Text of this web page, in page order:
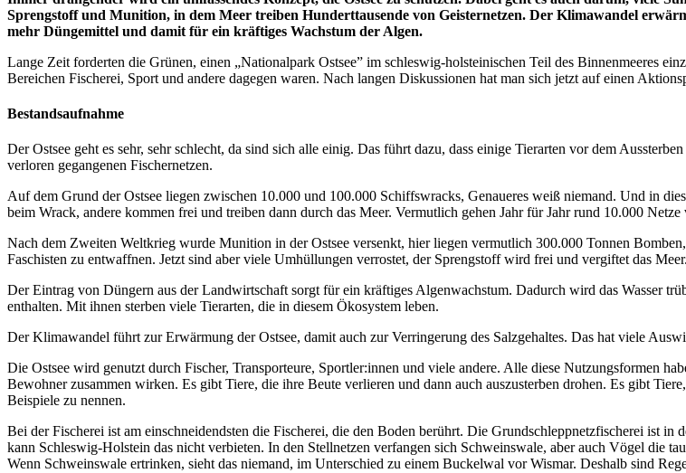
Sprengstoff und Munition, in dem Meer treiben Hunderttausende von Geisternetzen. Der Klimawandel
mehr Düngemittel und damit für ein kräftiges Wachstum der Algen.
Lange Zeit forderten die Grünen, einen „Nationalpark Ostsee” im schleswig-holsteinischen Teil des Binnenmeeres
Bereichen Fischerei, Sport und andere dagegen waren. Nach langen Diskussionen hat man sich jetzt auf einen
Bestandsaufnahme
Der Ostsee geht es sehr, sehr schlecht, da sind sich alle einig. Das führt dazu, dass einige Tierarten vor dem
verloren gegangenen Fischernetzen.
Auf dem Grund der Ostsee liegen zwischen 10.000 und 100.000 Schiffswracks, Genaueres weiß niemand. Und in
beim Wrack, andere kommen frei und treiben dann durch das Meer. Vermutlich gehen Jahr für Jahr rund 10.000
Nach dem Zweiten Weltkrieg wurde Munition in der Ostsee versenkt, hier liegen vermutlich 300.000 Tonnen
Faschisten zu entwaffnen. Jetzt sind aber viele Umhüllungen verrostet, der Sprengstoff wird frei und vergiftet das
Der Eintrag von Düngern aus der Landwirtschaft sorgt für ein kräftiges Algenwachstum. Dadurch wird das Wasser
enthalten. Mit ihnen sterben viele Tierarten, die in diesem Ökosystem leben.
Der Klimawandel führt zur Erwärmung der Ostsee, damit auch zur Verringerung des Salzgehaltes. Das hat viele
Die Ostsee wird genutzt durch Fischer, Transporteure, Sportler:innen und viele andere. Alle diese Nutzungsformen
Bewohner zusammen wirken. Es gibt Tiere, die ihre Beute verlieren und dann auch auszusterben drohen. Es gibt
Beispiele zu nennen.
Bei der Fischerei ist am einschneidendsten die Fischerei, die den Boden berührt. Die Grundschleppnetzfischerei ist
kann Schleswig-Holstein das nicht verbieten. In den Stellnetzen verfangen sich Schweinswale, aber auch Vögel die
Wenn Schweinswale ertrinken, sieht das niemand, im Unterschied zu einem Buckelwal vor Wismar. Deshalb sind